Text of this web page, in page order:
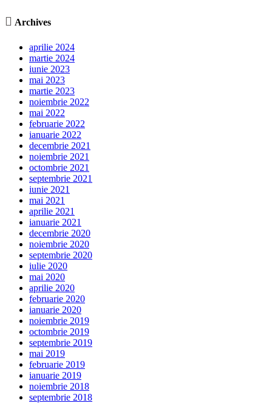
 Archives
aprilie 2024
martie 2024
iunie 2023
mai 2023
martie 2023
noiembrie 2022
mai 2022
februarie 2022
ianuarie 2022
decembrie 2021
noiembrie 2021
octombrie 2021
septembrie 2021
iunie 2021
mai 2021
aprilie 2021
ianuarie 2021
decembrie 2020
noiembrie 2020
septembrie 2020
iulie 2020
mai 2020
aprilie 2020
februarie 2020
ianuarie 2020
noiembrie 2019
octombrie 2019
septembrie 2019
mai 2019
februarie 2019
ianuarie 2019
noiembrie 2018
septembrie 2018